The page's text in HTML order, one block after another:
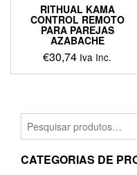
RITHUAL KAMA
CONTROL REMOTO
PARA PAREJAS
AZABACHE
€30,74 Iva Inc.
This
multiple
variants.
options
Pesquisar
por:
CATEGORIAS DE